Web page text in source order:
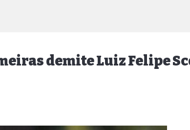
demite Luiz Felipe